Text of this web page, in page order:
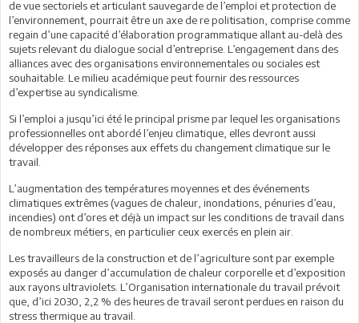
de vue sectoriels et articulant sauvegarde de l’emploi et protection de
l’environnement, pourrait être un axe de re politisation, comprise comme
regain d’une capacité d’élaboration programmatique allant au-delà des
sujets relevant du dialogue social d’entreprise. L’engagement dans des
alliances avec des organisations environnementales ou sociales est
souhaitable. Le milieu académique peut fournir des ressources
d’expertise au syndicalisme.
Si l’emploi a jusqu’ici été le principal prisme par lequel les organisations
professionnelles ont abordé l’enjeu climatique, elles devront aussi
développer des réponses aux effets du changement climatique sur le
travail.
L’augmentation des températures moyennes et des événements
climatiques extrêmes (vagues de chaleur, inondations, pénuries d’eau,
incendies) ont d’ores et déjà un impact sur les conditions de travail dans
de nombreux métiers, en particulier ceux exercés en plein air.
Les travailleurs de la construction et de l’agriculture sont par exemple
exposés au danger d’accumulation de chaleur corporelle et d’exposition
aux rayons ultraviolets. L’Organisation internationale du travail prévoit
que, d’ici 2030, 2,2 % des heures de travail seront perdues en raison du
stress thermique au travail.